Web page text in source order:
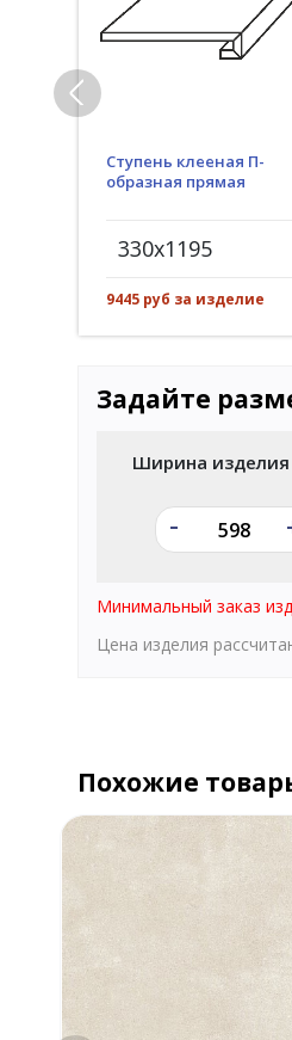
Ступень клееная П-
образная прямая
330x1195
9445 руб за изделие
Задайте
Ширина
-
Минимальный заказ
Цена изделия
Похожие